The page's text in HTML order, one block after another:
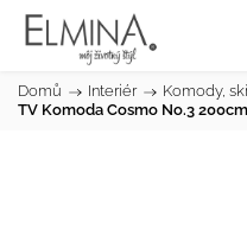
Domů / Interiér / Komody,
TV Komoda Cosmo No.3 200cm